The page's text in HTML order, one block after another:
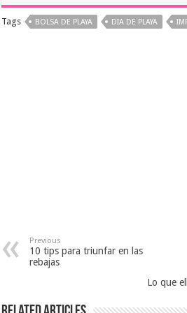
Tags BOLSA DE PLAYA DIA DE PLAYA
Previous
10 tips para triunfar en las
rebajas
Lo que